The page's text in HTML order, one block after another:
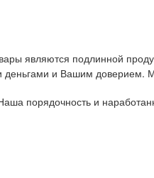
являются подлинной
и Вашим доверием.
порядочность и